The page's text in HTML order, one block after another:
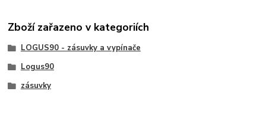
Zboží zařazeno v kategoriích
LOGUS90 - zásuvky a vypínače
Logus90
zásuvky